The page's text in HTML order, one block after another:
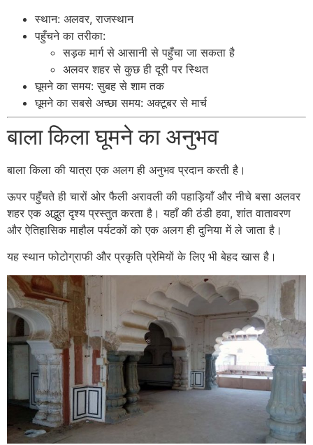
स्थान: अलवर, राजस्थान
पहुँचने का तरीका:
सड़क मार्ग से आसानी से पहुँचा जा सकता है
अलवर शहर से कुछ ही दूरी पर स्थित
घूमने का समय: सुबह से शाम तक
घूमने का सबसे अच्छा समय: अक्टूबर से मार्च
बाला किला घूमने का अनुभव
बाला किला की यात्रा एक अलग ही अनुभव प्रदान करती है।
ऊपर पहुँचते ही चारों ओर फैली अरावली की पहाड़ियाँ और नीचे बसा अलवर
शहर एक अद्भुत दृश्य प्रस्तुत करता है। यहाँ की ठंडी हवा, शांत वातावरण
और ऐतिहासिक माहौल पर्यटकों को एक अलग ही दुनिया में ले जाता है।
यह स्थान फोटोग्राफी और प्रकृति प्रेमियों के लिए भी बेहद खास है।